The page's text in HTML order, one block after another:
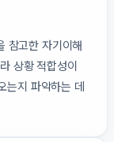
참고한 자기이해
상황 적합성이
는지 파악하는 데